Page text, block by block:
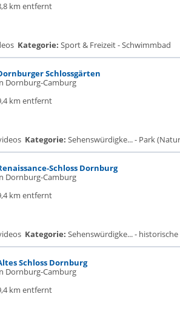
km entfernt
Kategorie: Sport & Freizeit - Schwimmbad
Schlossgärten
Dornburg-Camburg
km entfernt
Kategorie: Sehenswürdigke... - Park
Schloss Dornburg
Dornburg-Camburg
km entfernt
Kategorie: Sehenswürdigke... - historische
Schloss Dornburg
Dornburg-Camburg
km entfernt